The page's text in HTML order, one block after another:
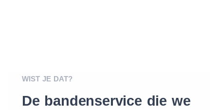
WIST JE DAT?
De bandenservice die we